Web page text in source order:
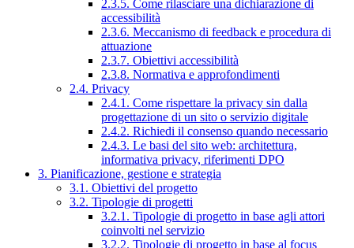
2.3.5. Come rilasciare una dichiarazione di
accessibilità
2.3.6. Meccanismo di feedback e procedura di
attuazione
2.3.7. Obiettivi accessibilità
2.3.8. Normativa e approfondimenti
2.4. Privacy
2.4.1. Come rispettare la privacy sin dalla
progettazione di un sito o servizio digitale
2.4.2. Richiedi il consenso quando necessario
2.4.3. Le basi del sito web: architettura,
informativa privacy, riferimenti DPO
3. Pianificazione, gestione e strategia
3.1. Obiettivi del progetto
3.2. Tipologie di progetti
3.2.1. Tipologie di progetto in base agli attori
coinvolti nel servizio
3.2.2. Tipologie di progetto in base al focus